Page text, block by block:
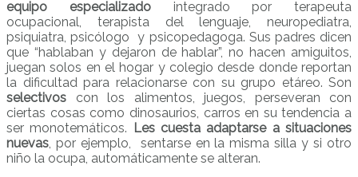
equipo especializadointegrado por terapeuta
ocupacional, terapista del lenguaje, neuropediatra,
psiquiatra, psicólogo y psicopedagoga. Sus padres dicen
que “hablaban y dejaron de hablar”, no hacen amiguitos,
juegan solos en el hogar y colegio desde donde reportan
la dificultad para relacionarse con su grupo etáreo. Son
selectivos con los alimentos, juegos, perseveran con
ciertas cosas como dinosaurios, carros en su tendencia a
ser monotemáticos. Les cuesta adaptarse a situaciones
nuevas, por ejemplo, sentarse en la misma silla y si otro
niño la ocupa, automáticamente se alteran.